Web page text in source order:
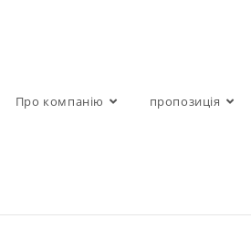
Про компанію пропозиція